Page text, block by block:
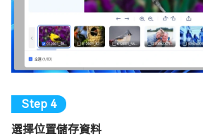
選擇位置儲存資料